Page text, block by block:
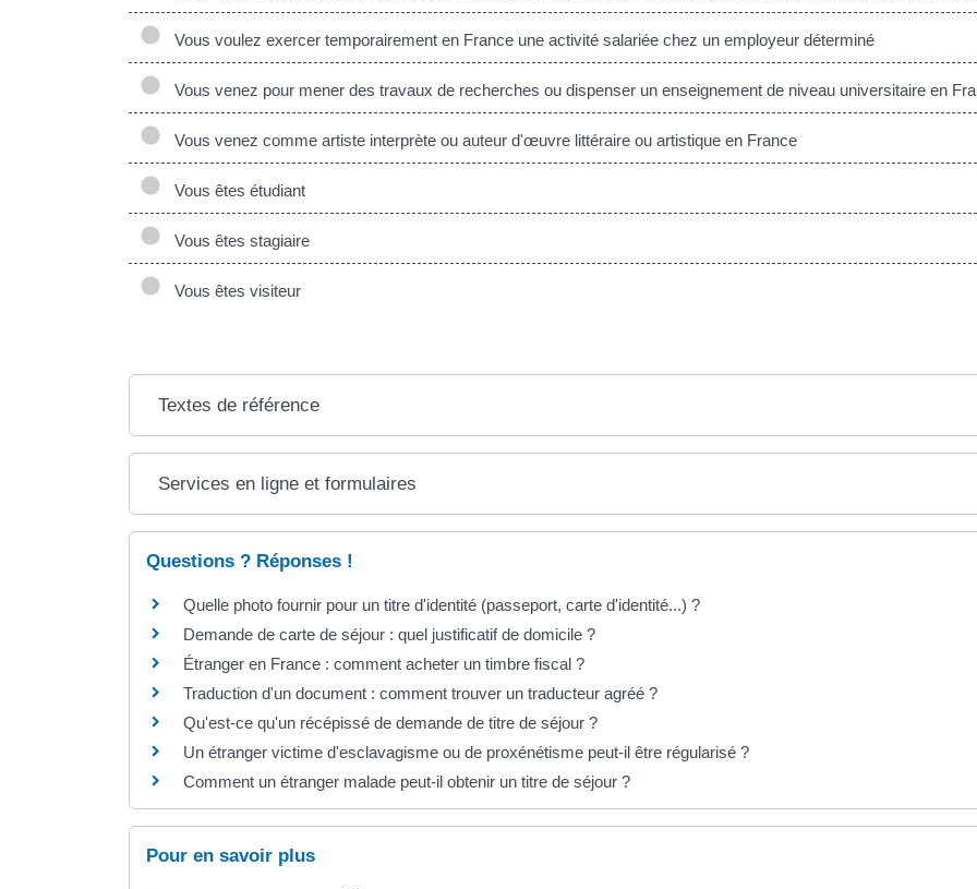
Vous voulez exercer temporairement en France une activité salariée chez un employeur déterminé
Vous venez pour mener des travaux de recherches ou dispenser un enseignement de niveau universitaire en
Vous venez comme artiste interprète ou auteur d'œuvre littéraire ou artistique en France
Vous êtes étudiant
Vous êtes stagiaire
Vous êtes visiteur
Textes de référence
Services en ligne et formulaires
Questions ? Réponses !
Quelle photo fournir pour un titre d'identité (passeport, carte d'identité...) ?
Demande de carte de séjour : quel justificatif de domicile ?
Étranger en France : comment acheter un timbre fiscal ?
Traduction d'un document : comment trouver un traducteur agréé ?
Qu'est-ce qu'un récépissé de demande de titre de séjour ?
Un étranger victime d'esclavagisme ou de proxénétisme peut-il être régularisé ?
Comment un étranger malade peut-il obtenir un titre de séjour ?
Pour en savoir plus